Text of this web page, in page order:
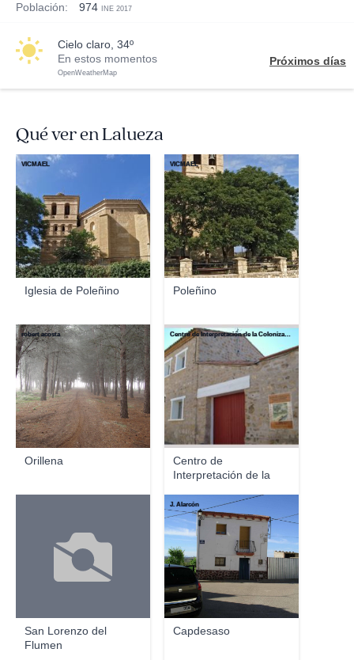
Población: 974 INE 2017
cielo claro, 34º
En estos momentos
OpenWeatherMap
Próximos días
Qué ver en Lalueza
Iglesia de Poleñino
VICMAEL
Poleñino
VICMAEL
Orillena
robert acosta
Centro de
Interpretación de la
Centro de Interpretación de la Colonización Agraria
San Lorenzo del
Flumen
Capdesaso
J. Alarcón